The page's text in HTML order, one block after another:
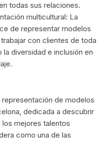
todas sus relaciones.
multicultural: La
de representar modelos
con clientes de toda
la diversidad e inclusión en
de modelos
dedicada a descubrir
mejores talentos
como una de las